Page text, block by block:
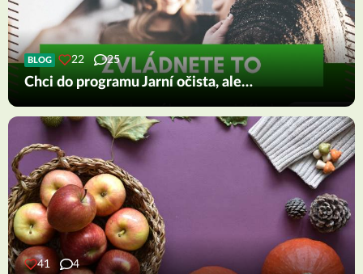
BLOG 22 25
Chci do programu Jarní očista, ale…
41 4